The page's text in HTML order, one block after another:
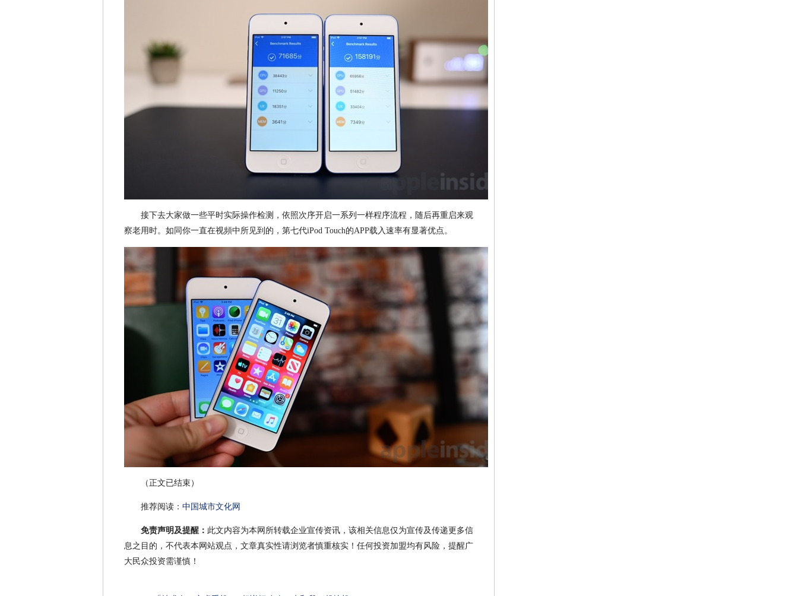
接下去大家做一些平时实际操作检测，依照次序开启一系列一样程序流程，随后再重启来观
察老用时。如同你一直在视頻中所见到的，第七代iPod Touch的APP载入速率有显著优点。
（正文已结束）
推荐阅读： 中国城市文化网
免责声明及提醒： 此文内容为本网所转载企业宣传资讯，该相关信息仅为宣传及传递更多信
息之目的，不代表本网站观点，文章真实性请浏览者慎重核实！任何投资加盟均有风险，提醒广
大民众投资需谨慎！